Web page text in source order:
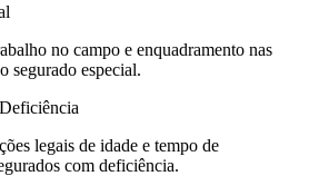
no campo e enquadramento nas
segurado especial.
legais de idade e tempo de
com deficiência.